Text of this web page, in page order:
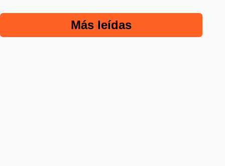
Más leídas